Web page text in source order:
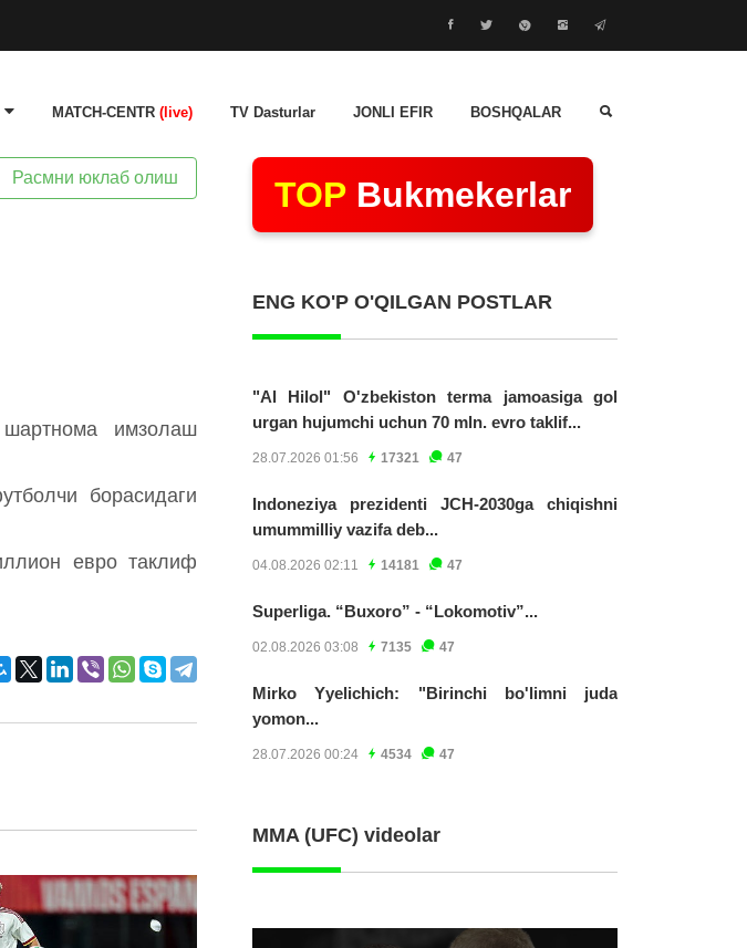
MATCH-CENTR (live) TV Dasturlar JONLI EFIR BOSHQALAR
Расмни юклаб олиш
имзолаш
борасидаги
евро таклиф
TOP Bukmekerlar
ENG KO'P O'QILGAN POSTLAR
"Al Hilol" O'zbekiston terma jamoasiga gol
urgan hujumchi uchun 70 mln. evro taklif...
28.07.2026 01:56 17321 47
Indoneziya prezidenti JCH-2030ga chiqishni
umummilliy vazifa deb...
04.08.2026 02:11 14181 47
Superliga. “Buxoro” - “Lokomotiv”...
02.08.2026 03:08 7135 47
Mirko Yyelichich: "Birinchi bo'limni juda
yomon...
28.07.2026 00:24 4534 47
MMA (UFC) videolar